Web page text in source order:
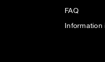
FAQ
Information